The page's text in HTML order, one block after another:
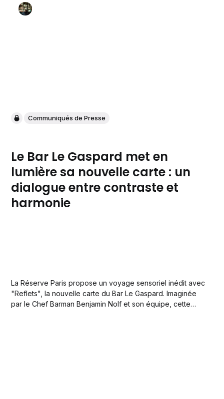
Communiqués de Presse
Le Bar Le Gaspard met en
lumière sa nouvelle carte : un
dialogue entre contraste et
harmonie
La Réserve Paris propose un voyage sensoriel inédit avec
"Reflets", la nouvelle carte du Bar Le Gaspard. Imaginée
par le Chef Barman Benjamin Nolf et son équipe, cette